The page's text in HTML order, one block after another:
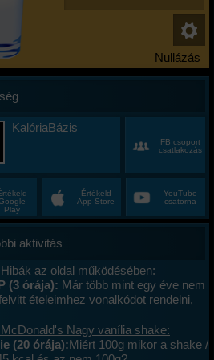
KalóriaBázis
FB csoport
csatlakozás
Play
Értékeld
App Store
YouTube
csatorna
aktivitás
az oldal működésében:
(3 órája): Már több mint egy éve nem
ételeimhez vonalkódot rendelni,
megy. A mások által megadott
le tudom olvasni , jól működik. .
cseréltem, a legújabb android fut,
Nagy vanília shake:
(20 órája):Miért 100g mikor a shake /